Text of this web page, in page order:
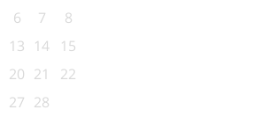
6 7
8
13 14
15
20 21
22
27 28